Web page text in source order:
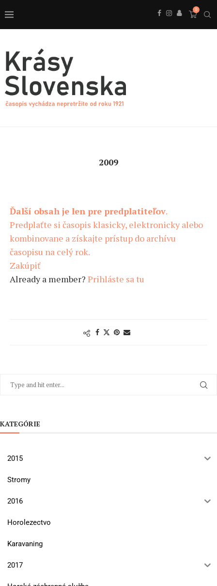
0
2009
Ďalší obsah je len pre predplatiteľov.
Predplaťte si časopis klasicky, elektronicky alebo
kombinovane a získajte prístup do archívu
časopisu na celý rok.
Zakúpiť
Already a member? Prihláste sa tu
KATEGÓRIE
2015
Stromy
2016
Horolezectvo
Karavaning
2017